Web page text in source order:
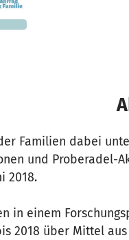
Familien dabei
und Proberadel-
2018.
in einem
2018 über Mittel